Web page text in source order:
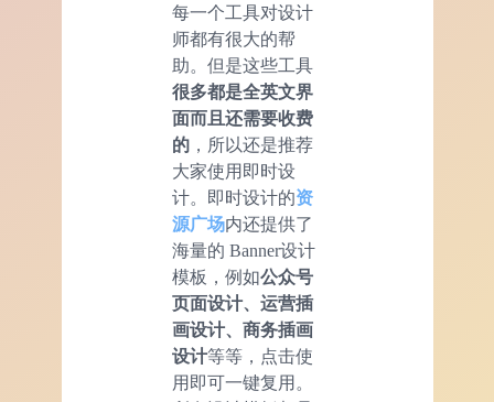
每一个工具对设计
师都有很大的帮
助。但是这些工具
很多都是全英文界
面而且还需要收费
的 ，所以还是推荐
大家使用即时设
计。即时设计的资
源广场内还提供了
海量的 Banner设计
模板，例如公众号
页面设计、运营插
画设计、商务插画
设计等等，点击使
用即可一键复用。